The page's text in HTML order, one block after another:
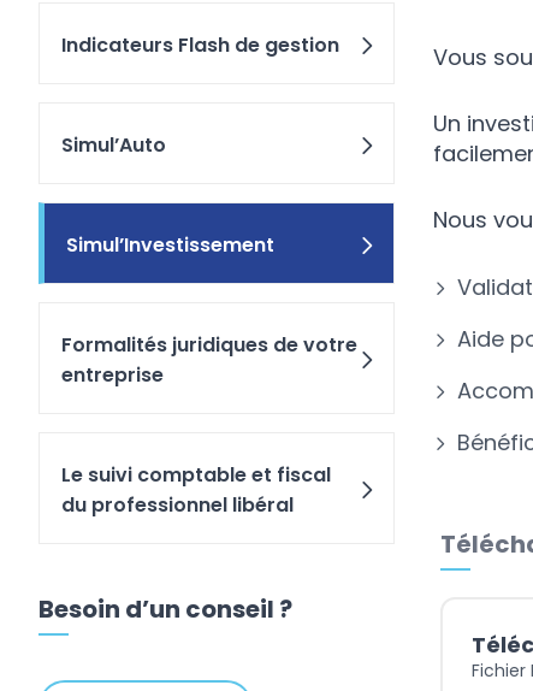
Indicateurs Flash de gestion
Simul’Auto
Simul’Investissement
Formalités juridiques de votre
entreprise
Le suivi comptable et fiscal
du professionnel libéral
Besoin d’un conseil ?
Vous
Un
Nous
Aide
Fichier